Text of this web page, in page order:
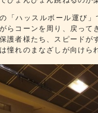
「ハッスルボール運び
らコーンを周り、戻って
護者様たち、スピードが
憧れのまなざしが向けら